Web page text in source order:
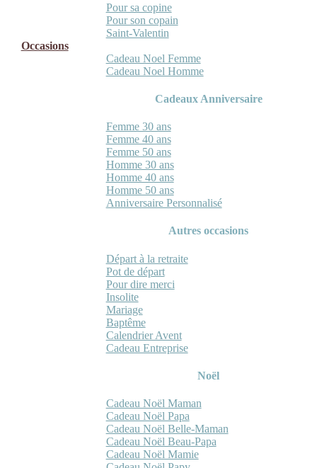
Pour sa copine
Pour son copain
Saint-Valentin
Occasions
Cadeau Noel Femme
Cadeau Noel Homme
Cadeaux Anniversaire
Femme 30 ans
Femme 40 ans
Femme 50 ans
Homme 30 ans
Homme 40 ans
Homme 50 ans
Anniversaire Personnalisé
Autres occasions
Départ à la retraite
Pot de départ
Pour dire merci
Insolite
Mariage
Baptême
Calendrier Avent
Cadeau Entreprise
Noël
Cadeau Noël Maman
Cadeau Noël Papa
Cadeau Noël Belle-Maman
Cadeau Noël Beau-Papa
Cadeau Noël Mamie